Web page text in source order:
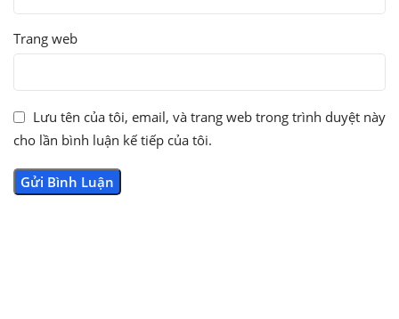
Trang web
Lưu tên của tôi, email, và trang web trong trình duyệt này
cho lần bình luận kế tiếp của tôi.